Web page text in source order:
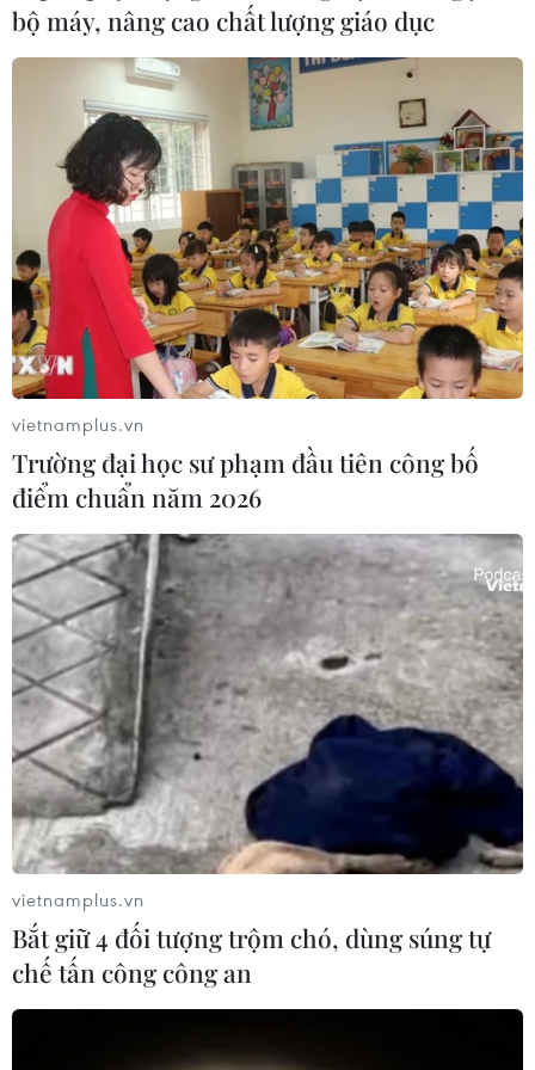
bộ máy, nâng cao chất lượng giáo dục
vietnamplus.vn
Trường đại học sư phạm đầu tiên công bố
điểm chuẩn năm 2026
vietnamplus.vn
Bắt giữ 4 đối tượng trộm chó, dùng súng tự
chế tấn công công an